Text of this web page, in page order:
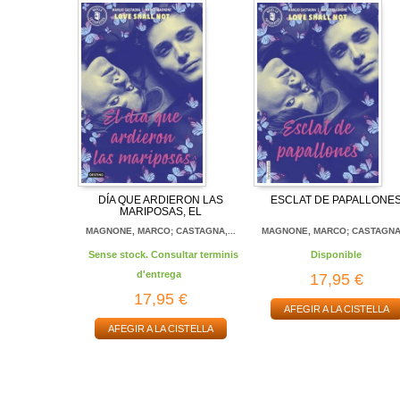
DÍA QUE ARDIERON LAS
MARIPOSAS, EL
MAGNONE, MARCO; CASTAGNA,...
Sense stock. Consultar terminis
d'entrega
17,95 €
AFEGIR A LA CISTELLA
ESCLAT DE
MAGNONE, MARCO;
Disponible
17,95 €
AFEGIR A LA CISTELLA